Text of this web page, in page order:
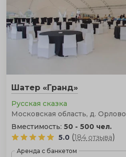
Шатер «Гранд»
Русская сказка
Московская область, д. Орлово
Вместимость: 50 - 500 чел.
5.0 (184 отзыва)
Аренда с банкетом